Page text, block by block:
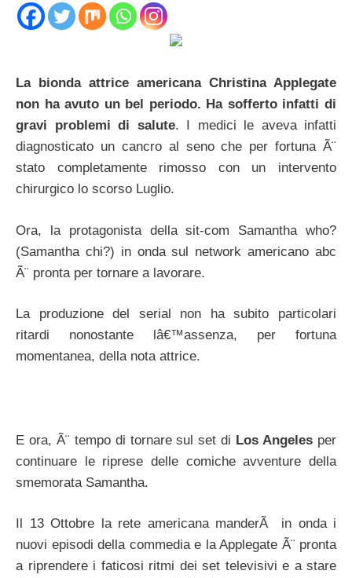
La bionda attrice americana Christina Applegate
non ha avuto un bel periodo. Ha sofferto infatti di
gravi problemi di salute. I medici le aveva infatti
diagnosticato un cancro al seno che per fortuna Ã¨
stato completamente rimosso con un intervento
chirurgico lo scorso Luglio.
Ora, la protagonista della sit-com Samantha who?
(Samantha chi?) in onda sul network americano abc
Ã¨ pronta per tornare a lavorare.
La produzione del serial non ha subito particolari
ritardi nonostante lâ€™assenza, per fortuna
momentanea, della nota attrice.
E ora, Ã¨ tempo di tornare sul set di Los Angeles per
continuare le riprese delle comiche avventure della
smemorata Samantha.
Il 13 Ottobre la rete americana manderÃ in onda i
nuovi episodi della commedia e la Applegate Ã¨ pronta
a riprendere i faticosi ritmi dei set televisivi e a stare